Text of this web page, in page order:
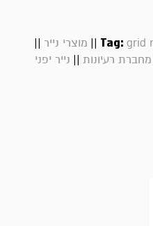
Tag: grid
|| מוצרי נייר ||
מחברת רעיונות || נייר יפני